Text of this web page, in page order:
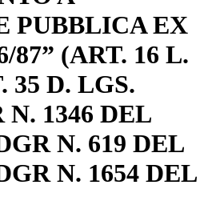
PUBBLICA EX
87” (ART. 16 L.
35 D. LGS.
N. 1346 DEL
N. 619 DEL
N. 1654 DEL